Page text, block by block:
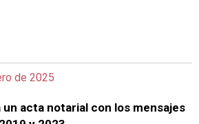
de 2025
acta notarial con los mensajes